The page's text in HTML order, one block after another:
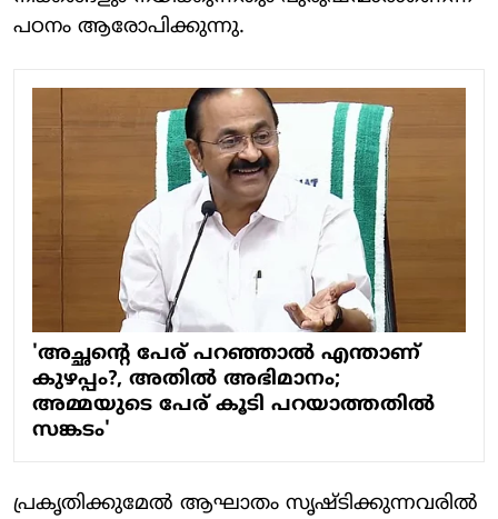
പഠനം ആരോപിക്കുന്നു.
'അച്ഛന്റെ പേര് പറഞ്ഞാല്‍ എന്താണ്
കുഴപ്പം?, അതില്‍ അഭിമാനം;
അമ്മയുടെ പേര് കൂടി പറയാത്തതില്‍
സങ്കടം'
പ്രകൃതിക്കുമേല്‍ ആഘാതം സൃഷ്ടിക്കുന്നവരില്‍